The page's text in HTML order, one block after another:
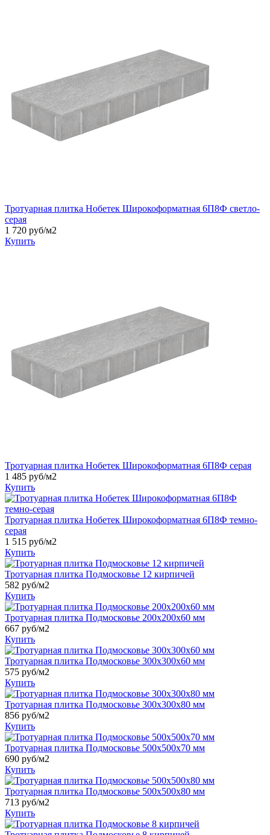
Тротуарная плитка Нобетек Широкоформатная 6П8Ф светло-
серая
1 720 руб/м2
Купить
Тротуарная плитка Нобетек Широкоформатная 6П8Ф серая
1 485 руб/м2
Купить
Тротуарная плитка Нобетек Широкоформатная 6П8Ф темно-
серая
1 515 руб/м2
Купить
Тротуарная плитка Подмосковье 12 кирпичей
582 руб/м2
Купить
Тротуарная плитка Подмосковье 200x200x60 мм
667 руб/м2
Купить
Тротуарная плитка Подмосковье 300x300x60 мм
575 руб/м2
Купить
Тротуарная плитка Подмосковье 300x300x80 мм
856 руб/м2
Купить
Тротуарная плитка Подмосковье 500x500x70 мм
690 руб/м2
Купить
Тротуарная плитка Подмосковье 500x500x80 мм
713 руб/м2
Купить